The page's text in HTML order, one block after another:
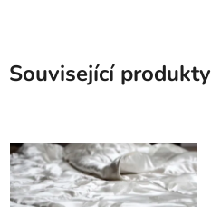
Související produkty